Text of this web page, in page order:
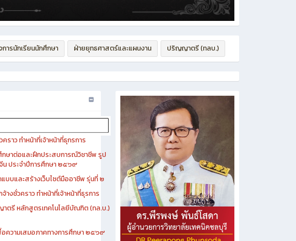
การนักเรียนนักศึกษา ฝ่ายยุทธศาสตร์และแผนงาน ปริญญาตรี (ทลบ.)
าว ทำหน้าที่เจ้าหน้าที่ธุกรการ
ษาต่อและฝึกประสบการณ์วิชาชีพ รูป
ประจำปีการศึกษา ๒๕๖๙
บบและสร้างเว็บไซต์มืออาชีพ รุ่นที่ ๒
ชั่วคราว ทำหน้าที่เจ้าหน้าที่ธุรการ
ตรี หลักสูตรเทคโนโลยีบัณฑิต (ทล.บ.)
ความเสมอภาคทางการศึกษา ๒๕๖๙